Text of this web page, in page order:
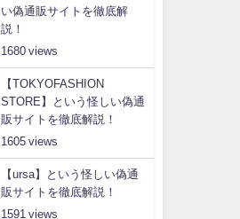
い偽通販サイトを徹底解
説！
1680
【TOKYOFASHION
STORE】という怪しい偽通
販サイトを徹底解説！
1605
【ursa】という怪しい偽通
販サイトを徹底解説！
1591